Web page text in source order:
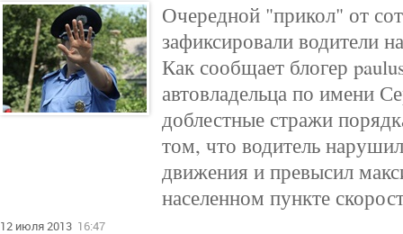
Очередной "прикол" от
зафиксировали водители
Как сообщает блогер
автовладельца по имени
доблестные стражи
том, что водитель
движения и превысил
населенном пункте
12 июля 2013 16:47